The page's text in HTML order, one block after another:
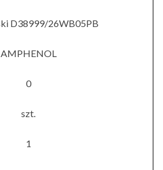
D38999/26WB05PB
AMPHENOL
0
szt.
1